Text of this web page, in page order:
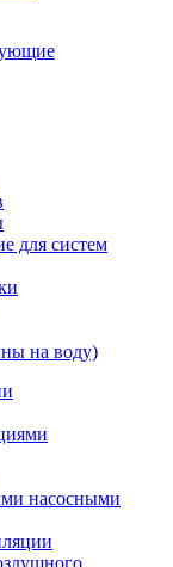
для систем
на воду)
насосными